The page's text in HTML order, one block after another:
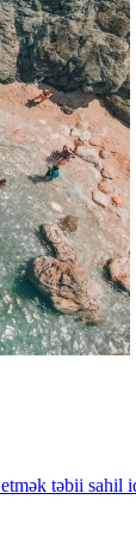
etmək təbii sahil